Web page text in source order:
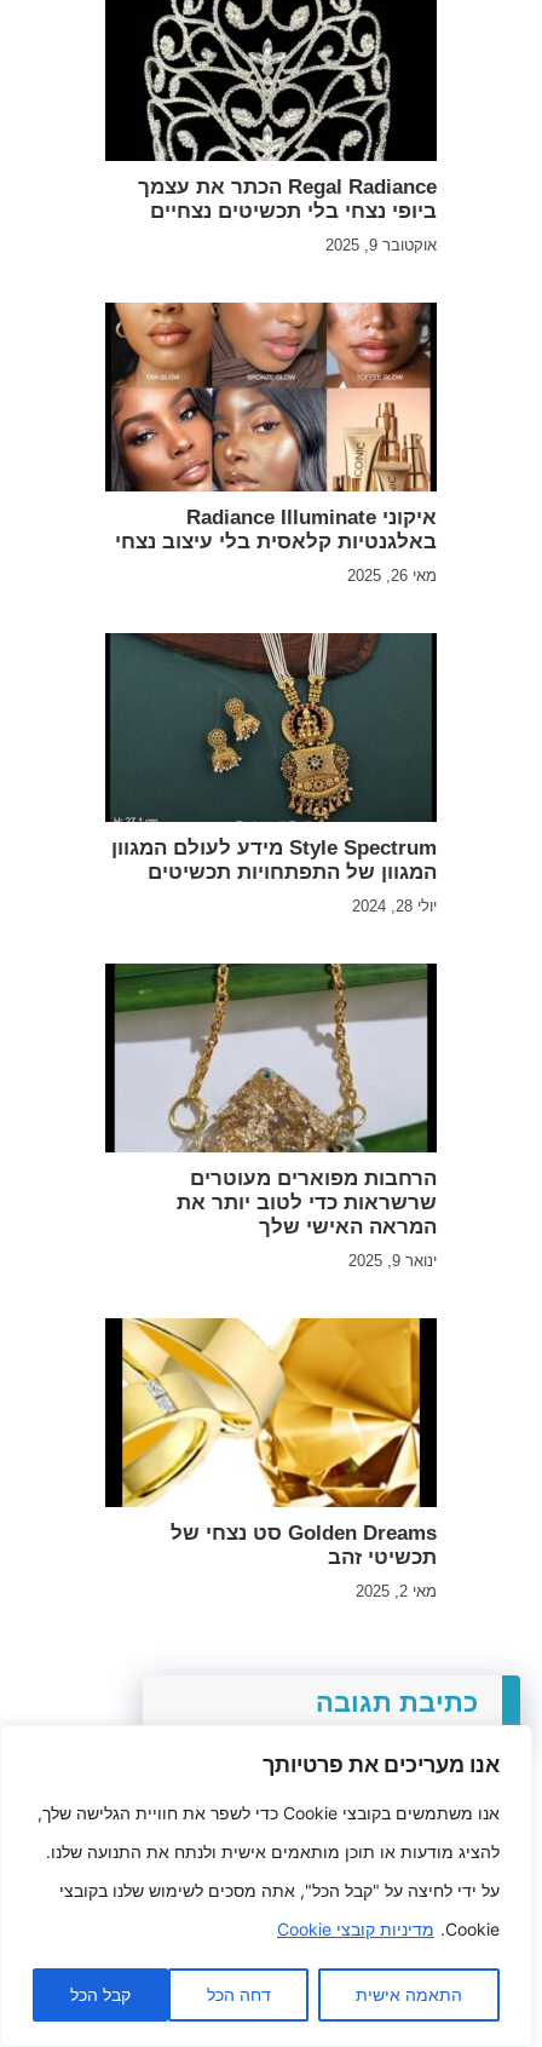
אנו מעריכים את פרטיותך
אנו משתמשים בקובצי Cookie כדי לשפר את חוויית הגלישה שלך,
להציג מודעות או תוכן מותאמים אישית ולנתח את התנועה שלנו.
על ידי לחיצה על "קבל הכל", אתה מסכים לשימוש שלנו בקובצי
Cookie. מדיניות קובצי Cookie
התאמה אישית דחה הכל קבל הכל
Regal Radiance הכתר את עצמך
ביופי נצחי בלי תכשיטים נצחיים
אוקטובר 9, 2025
איקוני Radiance Illuminate
באלגנטיות קלאסית בלי עיצוב נצחי
מאי 26, 2025
Style Spectrum מידע לעולם המגוון
המגוון של התפתחויות תכשיטים
יולי 28, 2024
הרחבות מפוארים מעוטרים
שרשראות כדי לטוב יותר את
המראה האישי שלך
ינואר 9, 2025
Golden Dreams סט נצחי של
תכשיטי זהב
מאי 2, 2025
כתיבת תגובה
שדות החובה מסומנים
התגובה שלך*